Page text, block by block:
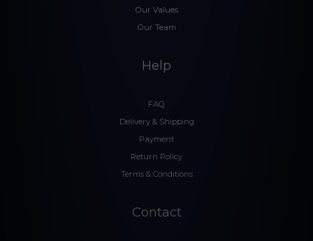
Our Values
Our Team
Help
FAQ
Delivery & Shipping
Payment
Return Policy
Terms & Conditions
Contact